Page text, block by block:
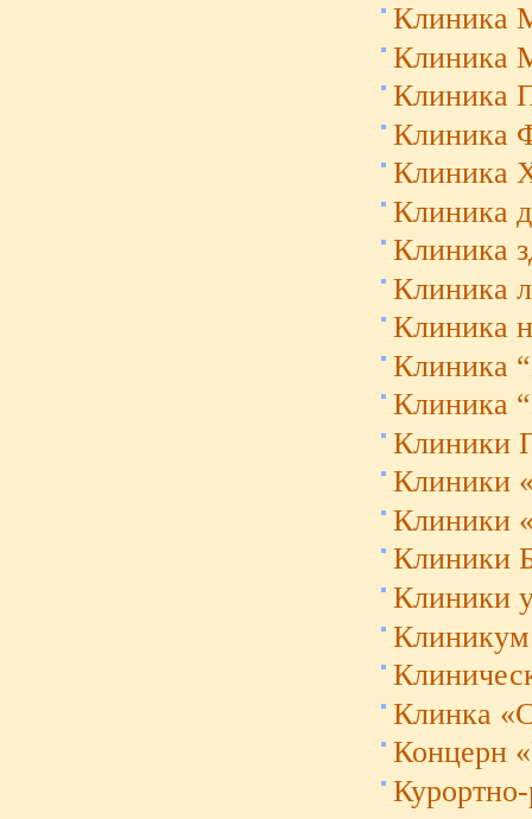
Клиника
Клиника
Клиника
Клиника
Клиника
Клиника
Клиника
Клиника
Клиника
Клиника
Клиника
Клиники
Клиники
Клиники
Клиники
Клиники
Клинка
Концерн